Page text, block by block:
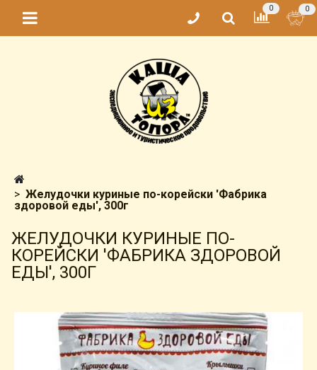
0 0
Желудочки куриные по-корейски 'Фабрика
здоровой еды', 300г
ЖЕЛУДОЧКИ КУРИНЫЕ ПО-
КОРЕЙСКИ 'ФАБРИКА ЗДОРОВОЙ
ЕДЫ', 300Г